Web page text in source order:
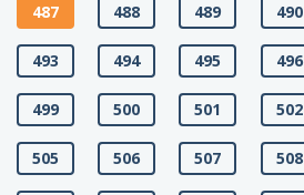
487 488 489 490
493 494 495 496
499 500 501 502
505 506 507 508